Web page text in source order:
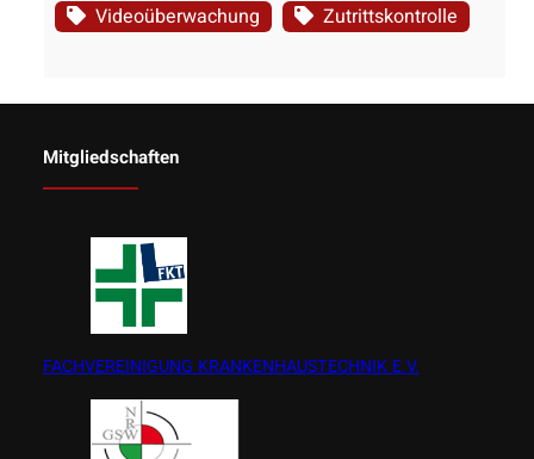
Videoüberwachung Zutrittskontrolle
Mitgliedschaften
FACHVEREINIGUNG KRANKENHAUSTECHNIK E.V.